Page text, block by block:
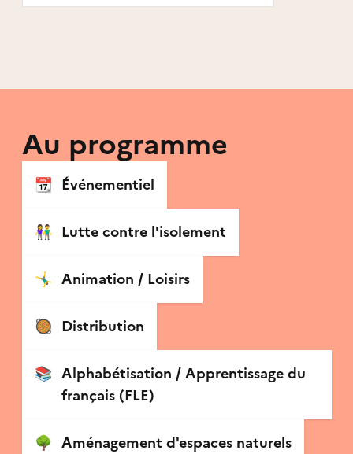
Au programme
📆 Événementiel
👫 Lutte contre l'isolement
🤸‍♂️ Animation / Loisirs
🥘 Distribution
📚 Alphabétisation / Apprentissage du
français (FLE)
🌳 Aménagement d'espaces naturels